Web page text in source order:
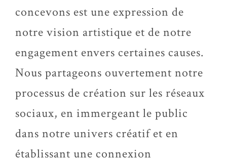
concevons est une expression de
notre vision artistique et de notre
engagement envers certaines causes.
Nous partageons ouvertement notre
processus de création sur les réseaux
sociaux, en immergeant le public
dans notre univers créatif et en
établissant une connexion